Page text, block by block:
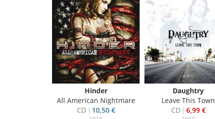
Hinder
All American Nightmare
CD
10,50 €
Daughtry
Leave This Town
CD
6,99 €